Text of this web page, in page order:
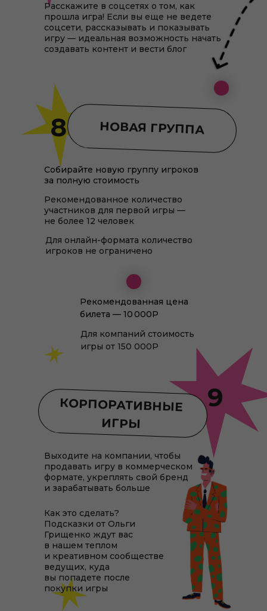
Расскажите в соцсетях о том, как
прошла игра! Если вы еще не ведете
соцсети, рассказывать и показывать
игру — идеальная возможность начать
создавать контент и вести блог
9
Рекомендованное количество
участников для первой игры —
не более 12 человек
8
Выходите на компании, чтобы
продавать игру в коммерческом
формате, укреплять свой бренд
и зарабатывать больше
НОВАЯ ГРУППА
Собирайте новую группу игроков
за полную стоимость
КОРПОРАТИВНЫЕ
ИГРЫ
Для компаний стоимость
игры от 150 000Р
Рекомендованная цена
билета — 10 000Р
Как это сделать?
Подсказки от Ольги
Грищенко ждут вас
в нашем теплом
и креативном сообществе
ведущих, куда
вы попадете после
покупки игры
Для онлайн-формата количество
игроков не ограничено